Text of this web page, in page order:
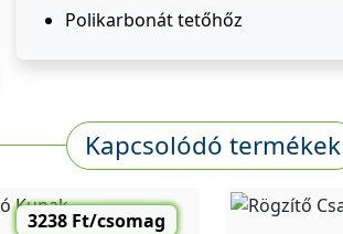
Polikarbonát tetőhőz
Kapcsolódó termékek
3238 Ft/csomag